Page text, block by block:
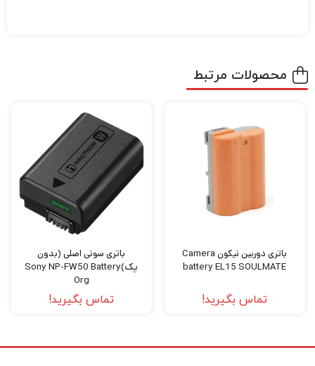
فیلمبرداری را تجربه کنید نیاز به دوربین‌های
باکیفیت و مجهز برای عکاسی و فیلمبرداری دارید.
اگر میخواهید بهترین دوربین عکاسی و
فیلمبرداری، پهپاد فیلمبرداری، گیمبال دوربین
،گیمبال موبایل و هر نوع تجهیزات آتلیه را با
بهترین کیفیت و قیمت خریداری کنید به دیدبرتر
سربزنید.
محصولات مرتبط
باتری دوربین نیکون Camera
battery EL15 SOULMATE
تماس بگیرید!
باتری سونی اصلی (بدون
پک)Sony NP-FW50 Battery
Org
تماس بگیرید!